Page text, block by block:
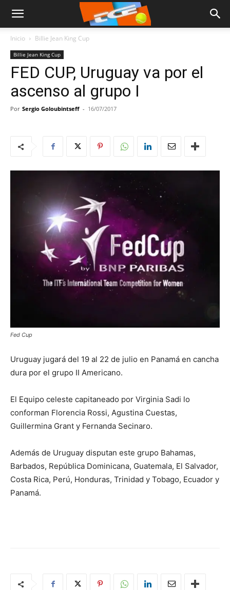
Inicio Billie Jean King Cup
Billie Jean King Cup
FED CUP, Uruguay va por el
ascenso al grupo I
Por Sergio Goloubintseff - 16/07/2017
Fed Cup
Uruguay jugará del 19 al 22 de julio en Panamá en cancha
dura por el grupo II Americano.
El Equipo celeste capitaneado por Virginia Sadi lo
conforman Florencia Rossi, Agustina Cuestas,
Guillermina Grant y Fernanda Secinaro.
Además de Uruguay disputan este grupo Bahamas,
Barbados, República Dominicana, Guatemala, El Salvador,
Costa Rica, Perú, Honduras, Trinidad y Tobago, Ecuador y
Panamá.